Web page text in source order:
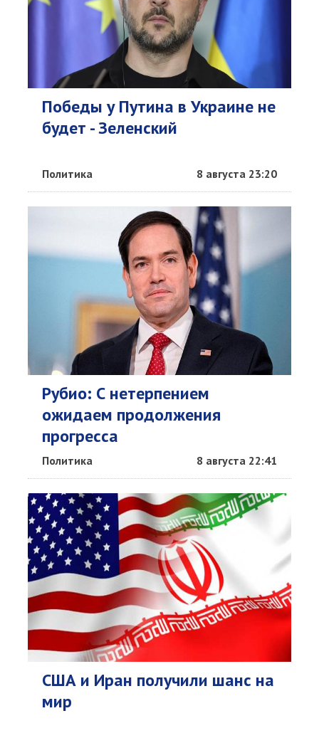
Победы у Путина в Украине не
будет - Зеленский
Политика 8 августа 23:20
Рубио: С нетерпением
ожидаем продолжения
прогресса
Политика 8 августа 22:41
США и Иран получили шанс на
мир